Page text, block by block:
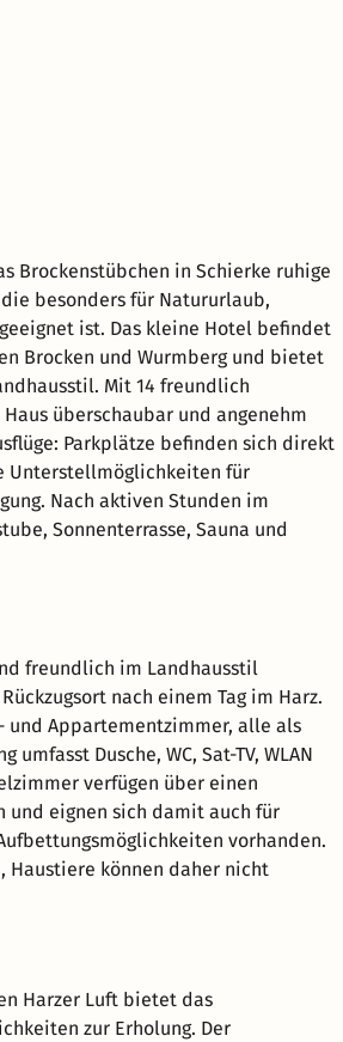
Brockenstübchen in Schierke ruhige
besonders für Natururlaub,
ist. Das kleine Hotel befindet
Brocken und Wurmberg und bietet
Mit 14 freundlich
überschaubar und angenehm
Parkplätze befinden sich direkt
Unterstellmöglichkeiten für
Nach aktiven Stunden im
Sonnenterrasse, Sauna und
freundlich im Landhausstil
nach einem Tag im Harz.
und Appartementzimmer, alle als
Dusche, WC, Sat-TV, WLAN
verfügen über einen
und eignen sich damit auch für
vorhanden.
können daher nicht
Harzer Luft bietet das
zur Erholung. Der